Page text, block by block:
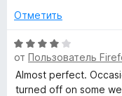
1
з
5
Отметить
О
ц
е
н
от Пользователь
Almost perfect.
turned off on some